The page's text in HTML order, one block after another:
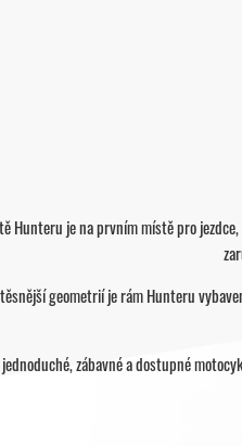
Hunteru je na prvním místě pro
geometrií je rám Hunteru
zábavné a dostupné